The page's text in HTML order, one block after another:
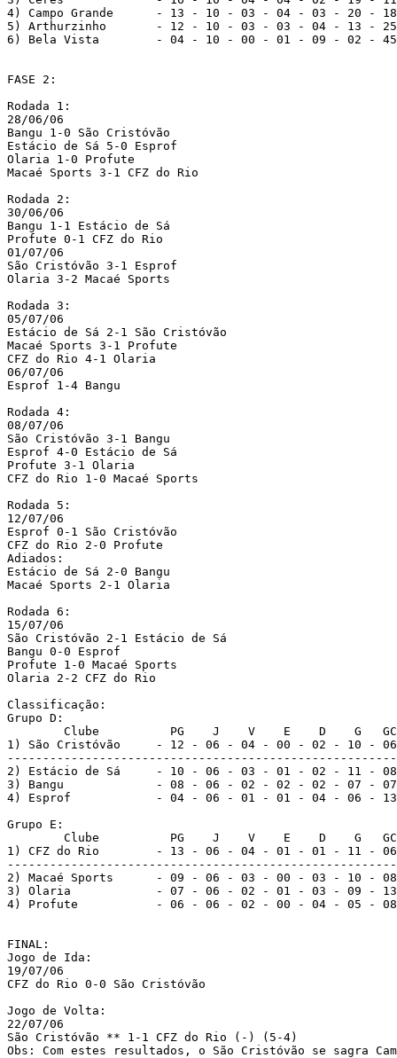
4) Campo Grande      - 13 - 10 - 03 - 04 - 03 - 20 -
5) Arthurzinho       - 12 - 10 - 03 - 03 - 04 - 13 -
6) Bela Vista        - 04 - 10 - 00 - 01 - 09 - 02 -
FASE 2:
Rodada 1:
28/06/06
Bangu 1-0 São Cristóvão
Estácio de Sá 5-0 Esprof
Olaria 1-0 Profute
Macaé Sports 3-1 CFZ do Rio
Rodada 2:
30/06/06
Bangu 1-1 Estácio de Sá
Profute 0-1 CFZ do Rio
01/07/06
São Cristóvão 3-1 Esprof
Olaria 3-2 Macaé Sports
Rodada 3:
05/07/06
Estácio de Sá 2-1 São Cristóvão
Macaé Sports 3-1 Profute
CFZ do Rio 4-1 Olaria
06/07/06
Esprof 1-4 Bangu
Rodada 4:
08/07/06
São Cristóvão 3-1 Bangu
Esprof 4-0 Estácio de Sá
Profute 3-1 Olaria
CFZ do Rio 1-0 Macaé Sports
Rodada 5:
12/07/06
Esprof 0-1 São Cristóvão
CFZ do Rio 2-0 Profute
Adiados:
Estácio de Sá 2-0 Bangu
Macaé Sports 2-1 Olaria
Rodada 6:
15/07/06
São Cristóvão 2-1 Estácio de Sá
Bangu 0-0 Esprof
Profute 1-0 Macaé Sports
Olaria 2-2 CFZ do Rio
Classificação:
Grupo D:
Clube          PG    J    V    E    D    G
1) São Cristóvão     - 12 - 06 - 04 - 00 - 02 - 10 -
2) Estácio de Sá     - 10 - 06 - 03 - 01 - 02 - 11 -
3) Bangu             - 08 - 06 - 02 - 02 - 02 - 07 -
4) Esprof            - 04 - 06 - 01 - 01 - 04 - 06 -
Grupo E:
Clube          PG    J    V    E    D    G
1) CFZ do Rio        - 13 - 06 - 04 - 01 - 01 - 11 -
2) Macaé Sports      - 09 - 06 - 03 - 00 - 03 - 10 -
3) Olaria            - 07 - 06 - 02 - 01 - 03 - 09 -
4) Profute           - 06 - 06 - 02 - 00 - 04 - 05 -
FINAL:
Jogo de Ida:
19/07/06
CFZ do Rio 0-0 São Cristóvão
Jogo de Volta:
22/07/06
São Cristóvão ** 1-1 CFZ do Rio (-) (5-4)
Obs: Com estes resultados, o São Cristóvão se sagra